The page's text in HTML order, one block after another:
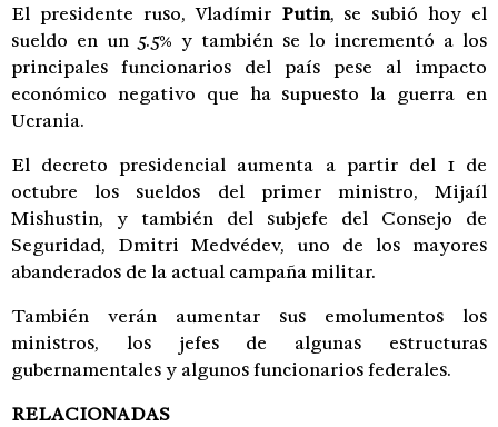
El presidente ruso, Vladímir Putin, se subió hoy el
sueldo en un 5.5% y también se lo incrementó a los
principales funcionarios del país pese al impacto
económico negativo que ha supuesto la guerra en
Ucrania.
El decreto presidencial aumenta a partir del 1 de
octubre los sueldos del primer ministro, Mijaíl
Mishustin, y también del subjefe del Consejo de
Seguridad, Dmitri Medvédev, uno de los mayores
abanderados de la actual campaña militar.
También verán aumentar sus emolumentos los
ministros, los jefes de algunas estructuras
gubernamentales y algunos funcionarios federales.
RELACIONADAS